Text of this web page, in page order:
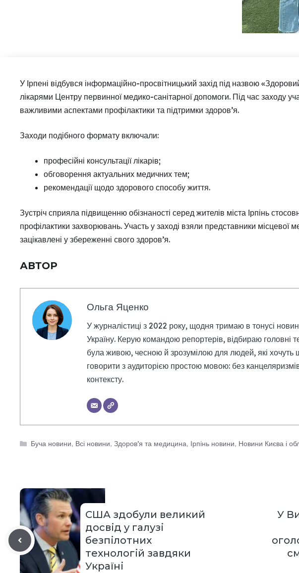
У Ірпені відбувся інформаційно-просвітницький захід під назвою
лікарями Центру первинної медико-санітарної допомоги. Під час заходу
важливими аспектами профілактики та підтримки здоров’я.
Заходи подібного формату включали:
професійні консультації лікарів;
обговорення актуальних медичних тем;
рекомендації щодо здорового способу життя.
Зустріч сприяла підвищенню обізнаності серед жителів міста Ірпінь
профілактики захворювань. Участь у заході взяли представники місцевої
зацікавлені у збереженні свого здоров’я.
АВТОР
Ольга Яценко
У журналістиці з 2022 року, щодня тримаю в тонусі
Україну. Керую командою репортерів, відбираю
була живою, чесною й зрозумілою для людей, які
говорити з аудиторією простою мовою: без
контексту.
Категорії
Буча новини, Всі новини, Здоров’я та медицина, Ірпінь новини, Новини Києва і
США здобули великий
досвід у галузі
безпілотних
технологій завдяки
Україні
У